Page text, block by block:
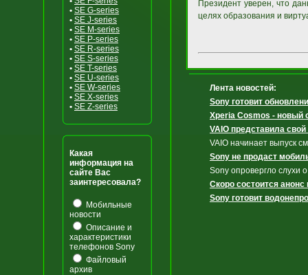
• SE G-series
• SE J-series
• SE M-series
• SE P-series
• SE R-series
• SE S-series
• SE T-series
• SE U-series
• SE W-series
• SE X-series
• SE Z-series
Какая
информация на
сайте Вас
заинтересовала?
Мобильные
новости
Описание и
характеристики
телефонов Sony
Файловый
архив
Президент уверен, что
целях образования и
Лента новостей:
Sony готовит
Xperia Cosmos -
VAIO представила
VAIO начинает выпуск
Sony не продаст
Sony опровергло слухи
Скоро состоится
Sony готовит